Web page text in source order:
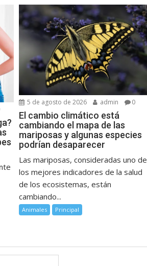
5 de agosto de 2026 admin 0
El cambio climático está
cambiando el mapa de las
mariposas y algunas especies
podrían desaparecer
Las mariposas, consideradas uno de
los mejores indicadores de la salud
de los ecosistemas, están
cambiando...
Animales Principal